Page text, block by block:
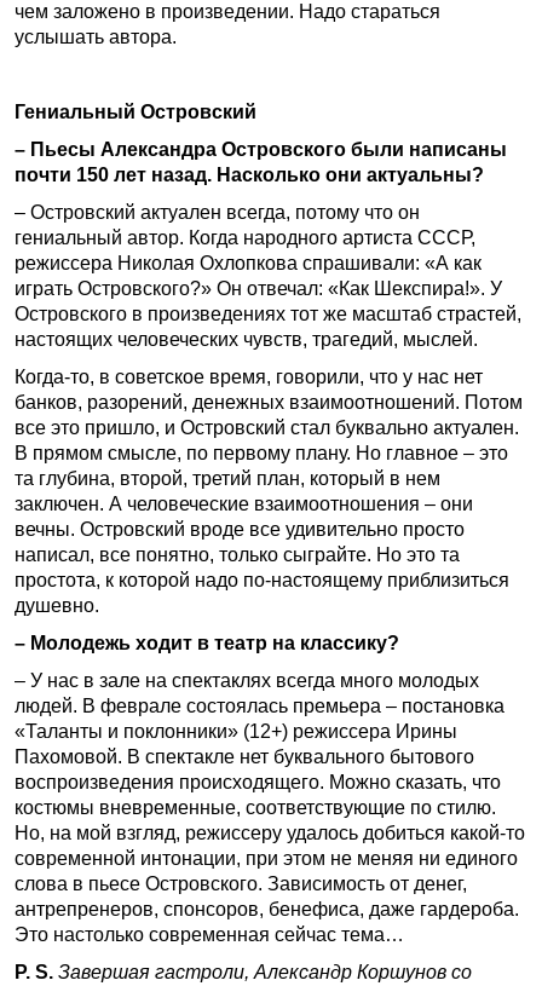
чем заложено в произведении. Надо стараться
услышать автора.
Гениальный Островский
– Пьесы Александра Островского были написаны
почти 150 лет назад. Насколько они актуальны?
– Островский актуален всегда, потому что он
гениальный автор. Когда народного артиста СССР,
режиссера Николая Охлопкова спрашивали: «А как
играть Островского?» Он отвечал: «Как Шекспира!». У
Островского в произведениях тот же масштаб страстей,
настоящих человеческих чувств, трагедий, мыслей.
Когда-то, в советское время, говорили, что у нас нет
банков, разорений, денежных взаимоотношений. Потом
все это пришло, и Островский стал буквально актуален.
В прямом смысле, по первому плану. Но главное – это
та глубина, второй, третий план, который в нем
заключен. А человеческие взаимоотношения – они
вечны. Островский вроде все удивительно просто
написал, все понятно, только сыграйте. Но это та
простота, к которой надо по-настоящему приблизиться
душевно.
– Молодежь ходит в театр на классику?
– У нас в зале на спектаклях всегда много молодых
людей. В феврале состоялась премьера – постановка
«Таланты и поклонники» (12+) режиссера Ирины
Пахомовой. В спектакле нет буквального бытового
воспроизведения происходящего. Можно сказать, что
костюмы вневременные, соответствующие по стилю.
Но, на мой взгляд, режиссеру удалось добиться какой-то
современной интонации, при этом не меняя ни единого
слова в пьесе Островского. Зависимость от денег,
антрепренеров, спонсоров, бенефиса, даже гардероба.
Это настолько современная сейчас тема…
P. S. Завершая гастроли, Александр Коршунов со